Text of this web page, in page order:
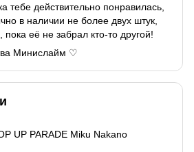
тебе действительно понравилась,
в наличии не более двух штук,
пока её не забрал кто-то другой!
Минислайм ♡
UP PARADE Miku Nakano